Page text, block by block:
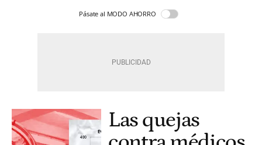
Pásate al MODO AHORRO
Las quejas